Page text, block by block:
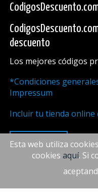
descuento
Los mejores códigos
*Condiciones
Impressum
Incluir tu tienda
ARRIBA
Esta web utiliza
cookies aquí. Si